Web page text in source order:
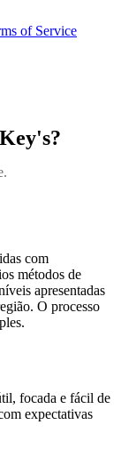
of Service
com
métodos de
apresentadas
O processo
focada e fácil de
expectativas